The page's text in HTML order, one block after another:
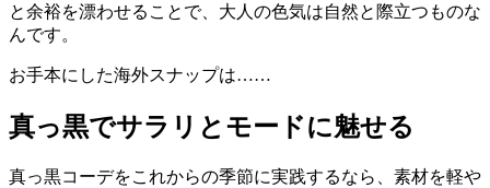
と余裕を漂わせることで、大人の色気は自然と際立つものな
んです。
お手本にした海外スナップは……
真っ黒でサラリとモードに魅せる
真っ黒コーデをこれからの季節に実践するなら、素材を軽や